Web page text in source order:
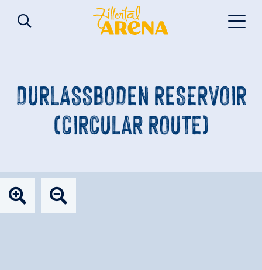
DURLASSBODEN RESERVOIR (
CIRCULAR ROUTE)